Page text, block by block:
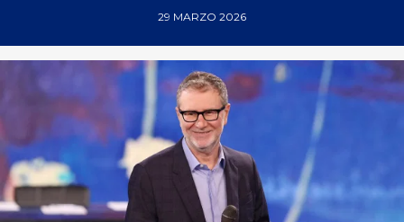
29 MARZO 2026